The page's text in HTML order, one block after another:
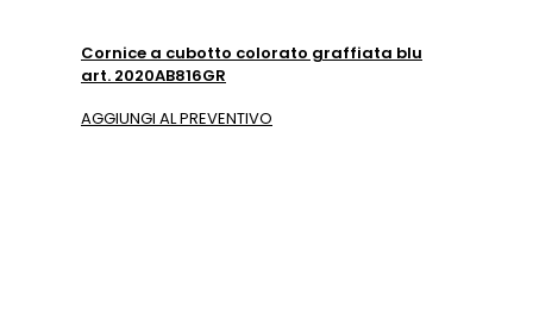
Cornice a cubotto colorato graffiata blu
art. 2020AB816GR
AGGIUNGI AL PREVENTIVO